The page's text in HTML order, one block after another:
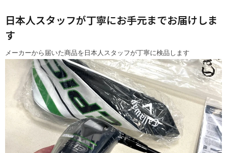
日本人スタッフが丁寧にお手元までお届けしま
す
メーカーから届いた商品を日本人スタッフが丁寧に検品します